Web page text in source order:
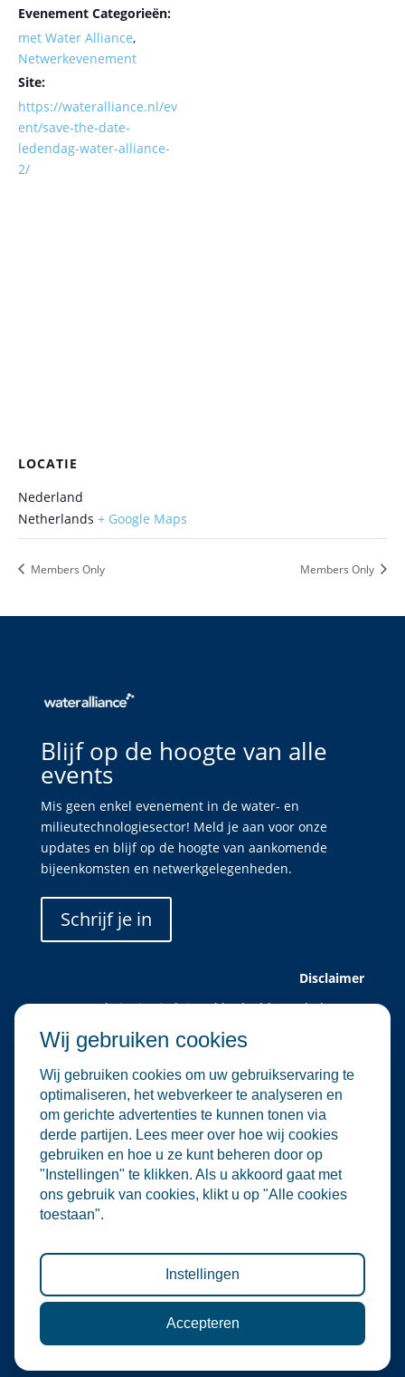
Evenement Categorieën:
met Water Alliance,
Netwerkevenement
Site:
https://wateralliance.nl/ev
ent/save-the-date-
ledendag-water-alliance-
2/
LOCATIE
Nederland
Netherlands + Google Maps
Members Only Members Only
Blijf op de hoogte van alle
events
Mis geen enkel evenement in de water- en
milieutechnologiesector! Meld je aan voor onze
updates en blijf op de hoogte van aankomende
bijeenkomsten en netwerkgelegenheden.
Schrijf je in
Disclaimer
Deze website is uitsluitend bedoeld voor leden van
Water Alliance biedt dit platform aan om relevante
evenementen in de water- en
milieutechnologiesector te verzamelen en onder de
aandacht te brengen. Hoewel wij zorgvuldig omgaan
met de selectie en plaatsing van evenementen, zijn
wij niet verantwoordelijk voor de organisatie of
inhoud van externe evenementen.
De informatie op deze website is informatief van
aard. Er kunnen geen rechten worden ontleend aan
de inhoud van deze site, noch aan deelname aan de
geen enkele aansprakelijkheid voor directe of
indirecte schade die voortvloeit uit het gebruik van
deze informatie.
Wij gebruiken cookies
Wij gebruiken cookies om uw gebruikservaring te
optimaliseren, het webverkeer te analyseren en
om gerichte advertenties te kunnen tonen via
derde partijen. Lees meer over hoe wij cookies
gebruiken en hoe u ze kunt beheren door op
"Instellingen" te klikken. Als u akkoord gaat met
ons gebruik van cookies, klikt u op "Alle cookies
toestaan".
Instellingen
Accepteren